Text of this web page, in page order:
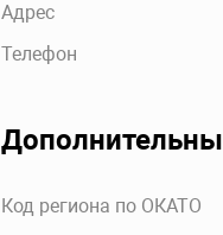
Адрес
Телефон
Код региона по ОКАТО